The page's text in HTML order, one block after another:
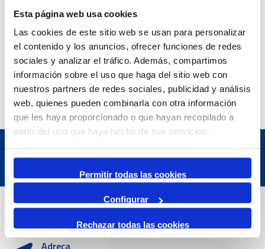
Esta página web usa cookies
Las cookies de este sitio web se usan para personalizar
el contenido y los anuncios, ofrecer funciones de redes
sociales y analizar el tráfico. Además, compartimos
información sobre el uso que haga del sitio web con
nuestros partners de redes sociales, publicidad y análisis
web, quienes pueden combinarla con otra información
que les haya proporcionado o que hayan recopilado a
partir del uso que haya hecho de sus servicios.
Permitir todas las cookies
Configurar
Rechazar todas las cookies
Dades de Contacte
Adreça